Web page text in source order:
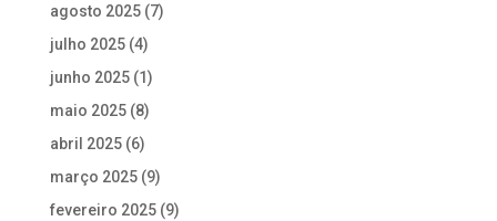
agosto 2025(7)
julho 2025(4)
junho 2025(1)
maio 2025(8)
abril 2025(6)
março 2025(9)
fevereiro 2025(9)